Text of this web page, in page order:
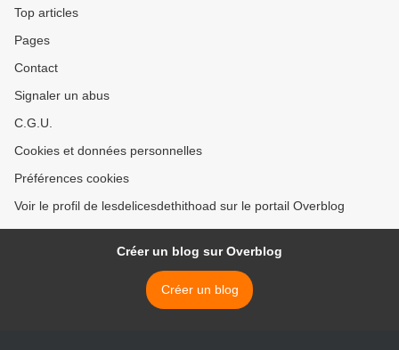
Top articles
Pages
Contact
Signaler un abus
C.G.U.
Cookies et données personnelles
Préférences cookies
Voir le profil de lesdelicesdethithoad sur le portail Overblog
Créer un blog sur Overblog
Créer un blog